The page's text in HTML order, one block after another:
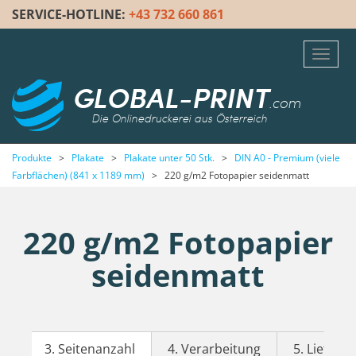
SERVICE-HOTLINE: +43 732 660 861
GLOBAL-PRINT.com
Die Onlinedruckerei aus Österreich
Produkte > Plakate > Plakate unter 50 Stk. >
DIN A0 - Premium (viele
Farbflächen) (841 x 1189 mm) > 220 g/m2 Fotopapier seidenmatt
220 g/m2 Fotopapier
seidenmatt
3. Seitenanzahl 4. Verarbeitung 5.